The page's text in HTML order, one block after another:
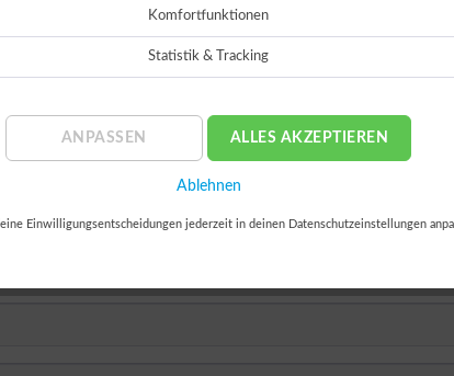
Komfortfunktionen
Statistik & Tracking
ANPASSEN ALLES AKZEPTIEREN
Ablehnen
Einwilligungsentscheidungen jederzeit in deinen Datenschutzeinstellungen